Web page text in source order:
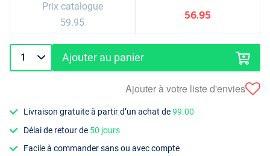
Prix catalogue
59.95
56.95
Ajouter au panier
Ajouter à votre liste d'envies
Livraison gratuite à partir d’un achat de99.00
Délai de retour de 50 jours
Facile à commander sans ou avec compte